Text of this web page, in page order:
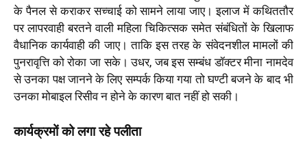
के पैनल से कराकर सच्चाई को सामने लाया जाए। इलाज में कथिततौर
पर लापरवाही बरतने वाली महिला चिकित्सक समेत संबंधितों के खिलाफ
वैधानिक कार्यवाही की जाए। ताकि इस तरह के संवेदनशील मामलों की
पुनरावृत्ति को रोका जा सके। उधर, जब इस सम्बंध डॉक्टर मीना नामदेव
से उनका पक्ष जानने के लिए सम्पर्क किया गया तो घण्टी बजने के बाद भी
उनका मोबाइल रिसीव न होने के कारण बात नहीं हो सकी।
कार्यक्रमों को लगा रहे पलीता